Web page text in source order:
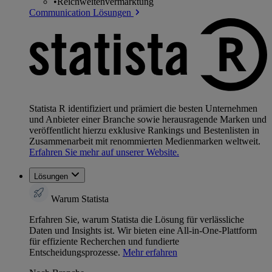
Communication Lösungen
Statista R identifiziert und prämiert die besten Unternehmen
und Anbieter einer Branche sowie herausragende Marken und
veröffentlicht hierzu exklusive Rankings und Bestenlisten in
Zusammenarbeit mit renommierten Medienmarken weltweit.
Erfahren Sie mehr auf unserer Website.
Lösungen
Warum Statista
Erfahren Sie, warum Statista die Lösung für verlässliche
Daten und Insights ist. Wir bieten eine All-in-One-Plattform
für effiziente Recherchen und fundierte
Entscheidungsprozesse. Mehr erfahren